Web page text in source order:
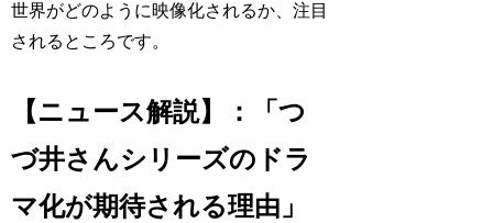
世界がどのように映像化されるか、注目
されるところです。
【ニュース解説】：「つ
づ井さんシリーズのドラ
マ化が期待される理由」